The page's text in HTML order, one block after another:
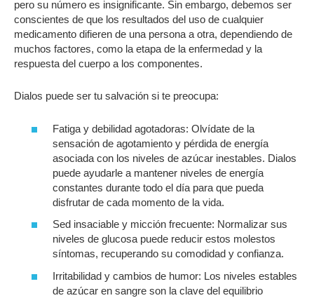
pero su número es insignificante. Sin embargo, debemos ser
conscientes de que los resultados del uso de cualquier
medicamento difieren de una persona a otra, dependiendo de
muchos factores, como la etapa de la enfermedad y la
respuesta del cuerpo a los componentes.
Dialos puede ser tu salvación si te preocupa:
Fatiga y debilidad agotadoras: Olvídate de la
sensación de agotamiento y pérdida de energía
asociada con los niveles de azúcar inestables. Dialos
puede ayudarle a mantener niveles de energía
constantes durante todo el día para que pueda
disfrutar de cada momento de la vida.
Sed insaciable y micción frecuente: Normalizar sus
niveles de glucosa puede reducir estos molestos
síntomas, recuperando su comodidad y confianza.
Irritabilidad y cambios de humor: Los niveles estables
de azúcar en sangre son la clave del equilibrio